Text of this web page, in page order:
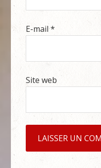
E-mail*
Site web